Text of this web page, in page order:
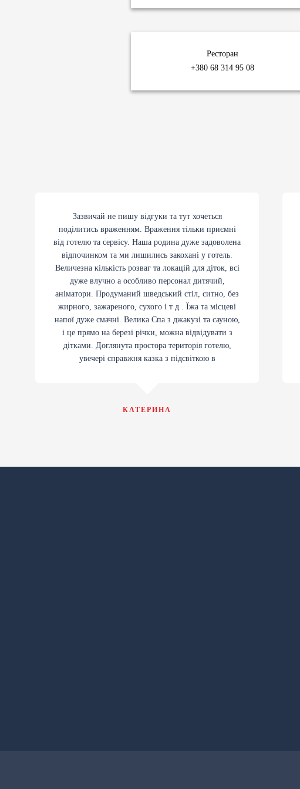
Ресторан
+380 68 314 95 08
Зазвичай не пишу відгуки та тут хочеться
поділитись враженням. Враження тільки приємні
від готелю та сервісу. Наша родина дуже задоволена
відпочинком та ми лишились закохані у готель.
Величезна кількість розваг та локацій для діток, всі
дуже влучно а особливо персонал дитячий,
аніматори. Продуманий шведський стіл, ситно, без
жирного, зажареного, сухого і т д . Їжа та місцеві
напої дуже смачні. Велика Спа з джакузі та сауною,
і це прямо на березі річки, можна відвідувати з
дітками. Доглянута простора територія готелю,
увечері справжня казка з підсвіткою в
КАТЕРИНА